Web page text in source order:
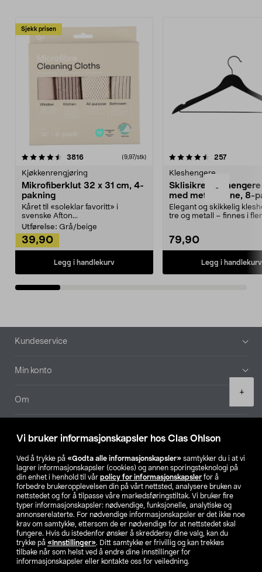
Vi bruker informasjonskapsler hos Clas Ohlson
Ved å trykke på «Godta alle informasjonskapsler» samtykker du i at vi
lagrer informasjonskapsler (cookies) og annen sporingsteknologi på
din enhet i henhold til vår policy for informasjonskapsler for å
forbedre brukeropplevelsen din på vårt nettsted, analysere bruken av
nettstedet og for å tilpasse våre markedsføringstiltak. Vi bruker fire
typer informasjonskapsler: nødvendige, funksjonelle, analytiske og
annonserelaterte. For nødvendige informasjonskapsler er det ikke noe
krav om samtykke, ettersom de er nødvendige for at nettstedet skal
fungere. Hvis du istedenfor ønsker å skreddersy dine valg, kan du
trykke på «Innstillinger». Ditt samtykke er frivillig og kan trekkes
tilbake når som helst ved å endre dine innstillinger for
informasjonskapsler eller kontakte oss for veiledning.
-
+
Sjekk prisen
3816anmeldelser(9,97/stk)
Kjøkkenrengjøring
Mikrofiberklut 32 x 31 cm, 4-
pakning
Kåret til «soleklar favoritt» i
svenske Afton...
Utførelse: Grå/beige
39,90
Legg i handlekurv
4.5av 5 stjerner 257
Kleshengere
Sklisikre
med metallpinne, 8-
Elegant og skikkelig
tre og metall – finnes i
79,90
Legg i handlekurv
4.5av 5 stjerner
Bunntekst
Kundeservice
Min konto
Om
Våre selskaper
Finn din butikk
SE NO FI